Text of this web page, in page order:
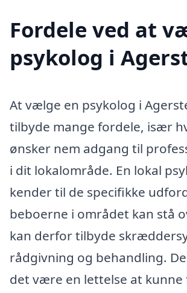
Fordele ved at
psykolog i
At vælge en psykolog i
tilbyde mange fordele, især
ønsker nem adgang til
i dit lokalområde. En lokal
kender til de specifikke
beboerne i området kan stå
kan derfor tilbyde
rådgivning og behandling.
det være en lettelse at kunne